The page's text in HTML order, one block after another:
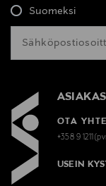
Suomeksi
OTA
+358 9
USEIN